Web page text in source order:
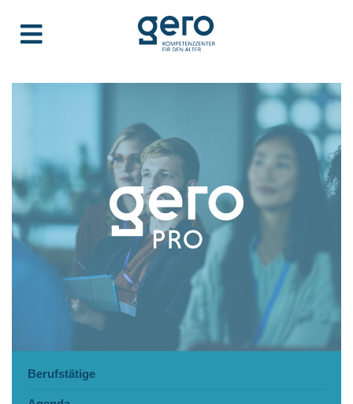
Berufstätige